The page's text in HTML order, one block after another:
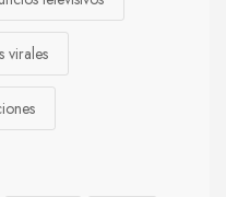
virales